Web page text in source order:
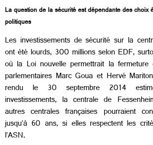
La question de la sécurité est dépendante des choix
politiques
Les investissements de sécurité sur la
ont été lourds, 300 millions selon EDF,
où la Loi nouvelle permettrait la
parlementaires Marc Goua et Hervé
rendu le 30 septembre 2014
investissements, la centrale de
autres centrales françaises pourraient
jusqu’à 60 ans, si elles respectent les
l’ASN.